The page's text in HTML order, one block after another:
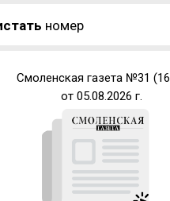
номер
Смоленская газета №31
от 05.08.2026 г.